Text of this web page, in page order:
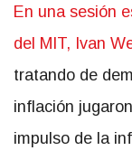
En una sesión
del MIT, Ivan
tratando de
inflación
impulso de la